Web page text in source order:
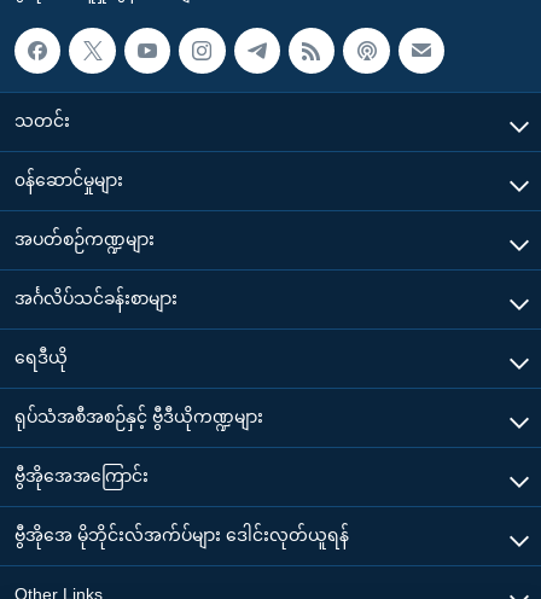
သတင်း
၀န်ဆောင်မှုများ
အပတ်စဉ်ကဏ္ဍများ
အင်္ဂလိပ်သင်ခန်းစာများ
ရေဒီယို
ရုပ်သံအစီအစဉ်နှင့် ဗွီဒီယိုကဏ္ဍများ
ဗွီအိုအေအကြောင်း
ဗွီအိုအေ မိုဘိုင်းလ်အက်ပ်များ ဒေါင်းလုတ်ယူရန်
Other Links